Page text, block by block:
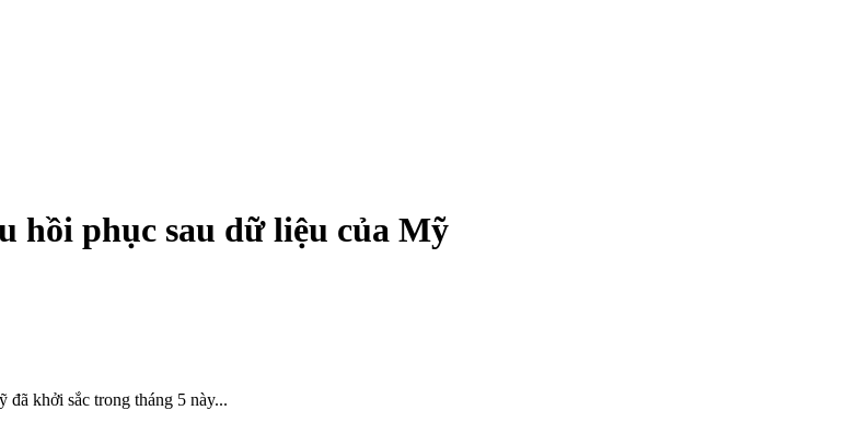
hồi phục sau dữ liệu của Mỹ
khởi sắc trong tháng 5 này...